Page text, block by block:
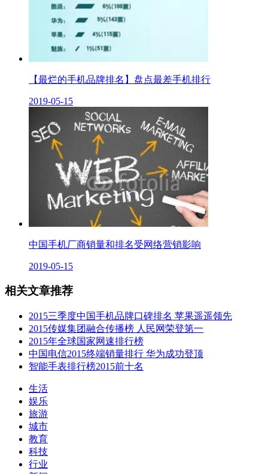
【最烂的手机品牌排名】盘点最差手机排行
2019-05-15
中国手机厂商销量和排名受网络营销影响
2019-05-15
相关文章推荐
2015三季度中国手机品牌口碑排名 苹果遥遥领先
2015传媒集团融合传播榜 人民网荣登第一
2015年全球国家网速排行榜
中国电信2015终端销量排行 华为成功登顶
智能手表排行榜2015前十名
生活
娱乐
旅游
城市
教育
科技
行业